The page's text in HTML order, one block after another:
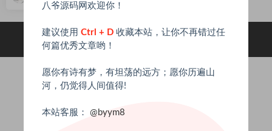
Copyright © 2024
八爷源码网欢迎你！
建议使用 Ctrl + D 收藏本站，让你不再错过任
何篇优秀文章哟！
愿你有诗有梦，有坦荡的远方；愿你历遍山
河，仍觉得人间值得!
本站客服： @byym8